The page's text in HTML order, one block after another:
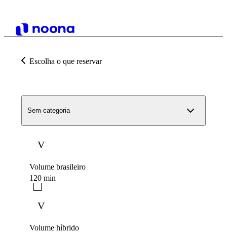
Escolha o que reservar
Sem categoria
V
Volume brasileiro
120 min
V
Volume híbrido